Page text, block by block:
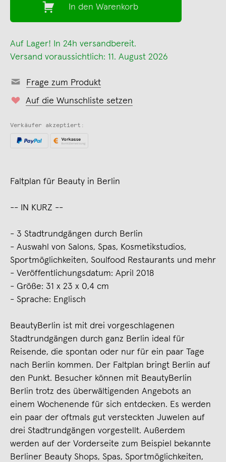
In den Warenkorb
Auf Lager! In 24h versandbereit.
Versand voraussichtlich: 11. August 2026
Frage zum Produkt
Auf die Wunschliste setzen
Verkäufer akzeptiert:
Faltplan für Beauty in Berlin
-- IN KURZ --
- 3 Stadtrundgängen durch Berlin
- Auswahl von Salons, Spas, Kosmetikstudios,
Sportmöglichkeiten, Soulfood Restaurants und mehr
- Veröffentlichungsdatum: April 2018
- Größe: 31 x 23 x 0,4 cm
- Sprache: Englisch
BeautyBerlin ist mit drei vorgeschlagenen
Stadtrundgängen durch ganz Berlin ideal für
Reisende, die spontan oder nur für ein paar Tage
nach Berlin kommen. Der Faltplan bringt Berlin auf
den Punkt. Besucher können mit BeautyBerlin
Berlin trotz des überwältigenden Angebots an
einem Wochenende für sich entdecken. Es werden
ein paar der oftmals gut versteckten Juwelen auf
drei Stadtrundgängen vorgestellt. Außerdem
werden auf der Vorderseite zum Beispiel bekannte
Berliner Beauty Shops, Spas, Sportmöglichkeiten,